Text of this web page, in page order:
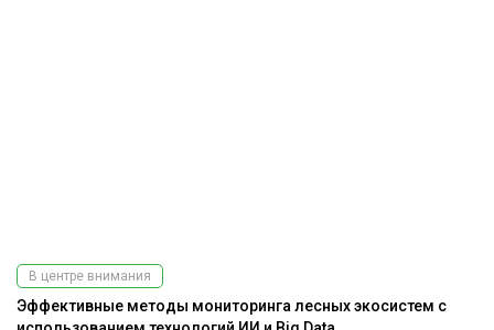
В центре внимания
Эффективные методы мониторинга лесных экосистем с